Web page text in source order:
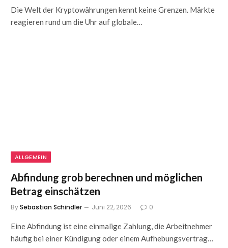
Die Welt der Kryptowährungen kennt keine Grenzen. Märkte
reagieren rund um die Uhr auf globale…
ALLGEMEIN
Abfindung grob berechnen und möglichen
Betrag einschätzen
BySebastian Schindler Juni 22, 2026 0
Eine Abfindung ist eine einmalige Zahlung, die Arbeitnehmer
häufig bei einer Kündigung oder einem Aufhebungsvertrag…